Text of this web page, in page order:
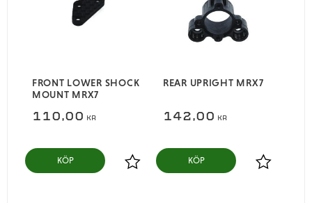
FRONT LOWER SHOCK
MOUNT MRX7
110,00 KR
Lägg till i favoriter
KÖP
REAR UPRIGHT MRX7
142,00 KR
Lägg till i
KÖP